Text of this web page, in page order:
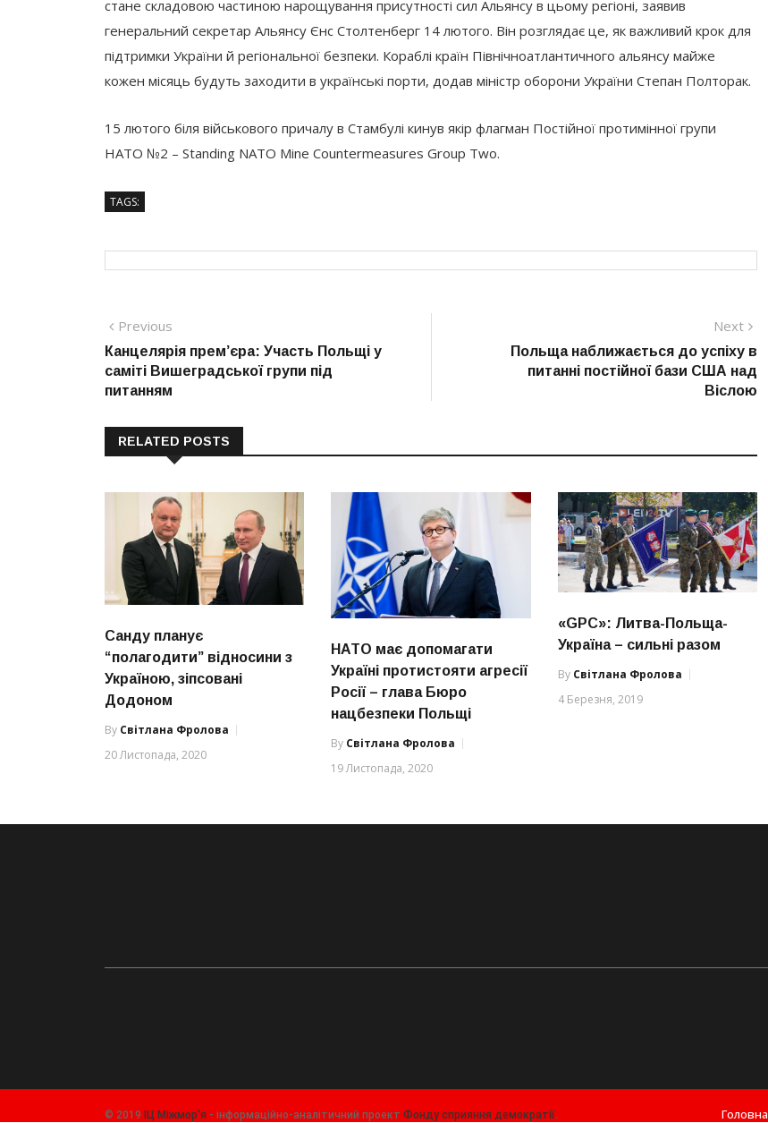
стане складовою частиною нарощування присутності сил Альянсу в цьому регіоні, заявив
генеральний секретар Альянсу Єнс Столтенберг 14 лютого. Він розглядає це, як важливий крок для
підтримки України й регіональної безпеки. Кораблі країн Північноатлантичного альянсу майже
кожен місяць будуть заходити в українські порти, додав міністр оборони України Степан Полторак.
15 лютого біля військового причалу в Стамбулі кинув якір флагман Постійної протимінної групи
НАТО №2 – Standing NATO Mine Countermeasures Group Two.
TAGS:
Навігація
записів
Previous
post:
Канцелярія прем’єра: Участь Польщі у
саміті Вишеградської групи під
питанням
Next
Польща наближається до успіху в
питанні постійної бази США над
Віслою
RELATED POSTS
Санду планує
“полагодити” відносини з
Україною, зіпсовані
Додоном
By Світлана Фролова
20 Листопада, 2020
НАТО має допомагати
Україні протистояти агресії
Росії – глава Бюро
нацбезпеки Польщі
By Світлана Фролова
19 Листопада, 2020
«GPC»: Литва-Польща-
Україна – сильні разом
By Світлана Фролова
4 Березня, 2019
© 2019 ІЦ Міжмор'я - інформаційно-аналітичний проект Фонду сприяння демократії. Головна